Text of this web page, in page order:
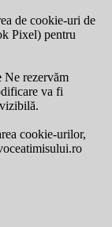
de cookie-uri de
Pixel) pentru
Ne rezervăm
va fi
cookie-urilor,